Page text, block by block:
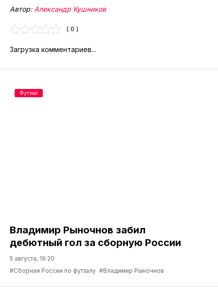
Автор: Александр Кушников
( 0 )
Загрузка комментариев...
Владимир Рыночнов забил
дебютный гол за сборную России
5 августа, 19:20
#Сборная России по футзалу #Владимир Рыночнов
Футзал